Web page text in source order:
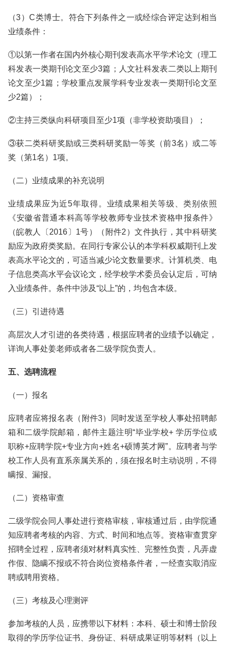
（3）C类博士。符合下列条件之一或经综合评定达到相当
业绩条件：
①以第一作者在国内外核心期刊发表高水平学术论文（理工
科发表一类期刊论文至少3篇；人文社科发表二类以上期刊
论文至少1篇；学校重点发展学科专业发表一类期刊论文至
少2篇）；
②主持三类纵向科研项目至少1项（非学校资助项目）；
③获二类科研奖励或三类科研奖励一等奖（前3名）或二等
奖（第1名）1项。
（二）业绩成果的补充说明
业绩成果应为近5年取得。业绩成果相关等级、类别依照
《安徽省普通本科高等学校教师专业技术资格申报条件》
（皖教人〔2016〕1号）（附件2）文件执行，其中科研奖
励应为政府类奖励。在同行专家公认的本学科权威期刊上发
表高水平论文的，可适当减少论文数量要求。计算机类、电
子信息类高水平会议论文，经学校学术委员会认定后，可纳
入业绩条件。条件中涉及“以上”的，均包含本级。
（三）引进待遇
高层次人才引进的各类待遇，根据应聘者的业绩予以确定，
详询人事处姜老师或者各二级学院负责人。
五、选聘流程
（一）报名
应聘者应将报名表（附件3）同时发送至学校人事处招聘邮
箱和二级学院邮箱，邮件主题注明“毕业学校+ 学历学位或
职称+应聘学院+专业方向+姓名+硕博英才网”。应聘者与学
校工作人员有直系亲属关系的，须在报名时主动说明，不得
瞒报、漏报。
（二）资格审查
二级学院会同人事处进行资格审核，审核通过后，由学院通
知应聘者考核的内容、方式、时间和地点等。资格审查贯穿
招聘全过程，应聘者须对材料真实性、完整性负责，凡弄虚
作假、隐瞒不报或不符合岗位资格条件者，一经查实取消应
聘或聘用资格。
（三）考核及心理测评
参加考核的人员，应携带以下材料：本科、硕士和博士阶段
取得的学历学位证书、身份证、科研成果证明等材料（以上